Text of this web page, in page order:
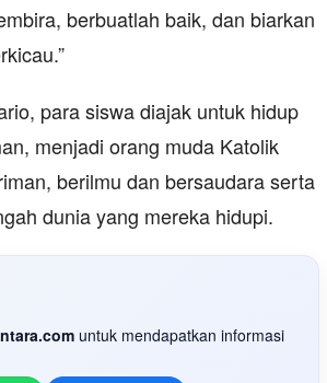
berbuatlah baik, dan biarkan
para siswa diajak untuk hidup
menjadi orang muda Katolik
berilmu dan bersaudara serta
dunia yang mereka hidupi.
untuk mendapatkan informasi